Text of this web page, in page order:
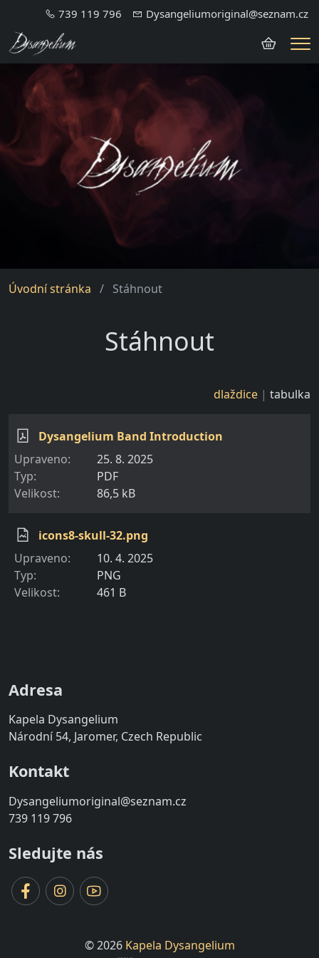
739 119 796 Dysangeliumoriginal@seznam.cz
Úvodní stránka Stáhnout
Stáhnout
dlaždice tabulka
Dysangelium Band Introduction
25. 8. 2025
PDF
86,5 kB
icons8-skull-32.png
10. 4. 2025
PNG
461 B
Adresa
Kapela Dysangelium
Národní 54, Jaromer, Czech Republic
Kontakt
Dysangeliumoriginal@seznam.cz
739 119 796
Sledujte nás
© 2026 Kapela Dysangelium